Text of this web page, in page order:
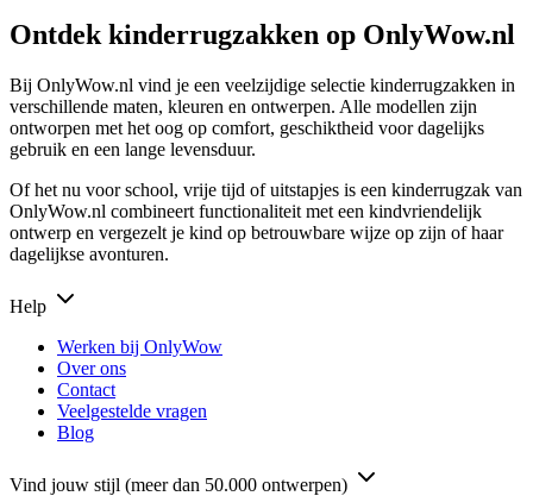
Ontdek kinderrugzakken op OnlyWow.nl
Bij OnlyWow.nl vind je een veelzijdige selectie kinderrugzakken in
verschillende maten, kleuren en ontwerpen. Alle modellen zijn
ontworpen met het oog op comfort, geschiktheid voor dagelijks
gebruik en een lange levensduur.
Of het nu voor school, vrije tijd of uitstapjes is een kinderrugzak van
OnlyWow.nl combineert functionaliteit met een kindvriendelijk
ontwerp en vergezelt je kind op betrouwbare wijze op zijn of haar
dagelijkse avonturen.
Help
Werken bij OnlyWow
Over ons
Contact
Veelgestelde vragen
Blog
Vind jouw stijl (meer dan 50.000 ontwerpen)